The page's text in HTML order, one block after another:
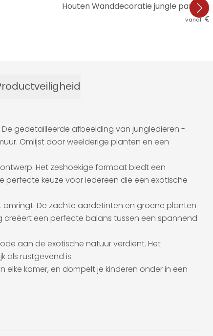
Houten Wanddecoratie jungle
vanaf €
De gedetailleerde afbeelding van jungledieren -
Omlijst door weelderige planten en een
Het zeshoekige formaat biedt een
perfecte keuze voor iedereen die een exotische
De zachte aardetinten en groene planten
creëert een perfecte balans tussen een spannend
aan de exotische natuur verdient. Het
als rustgevend is.
kamer, en dompelt je kinderen onder in een